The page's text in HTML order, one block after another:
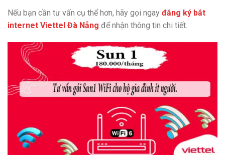
Nếu bạn cần tư vấn cụ thể hơn, hãy gọi ngay đăng ký bắt
internet Viettel Đà Nẵng để nhận thông tin chi tiết.